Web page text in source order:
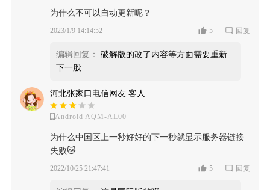
为什么不可以自动更新呢？
2023/1/9 14:14:52 5 回复
编辑回复：
破解版的改了内容等方面需要重新
下一般
河北张家口电信网友 客人
Android AQM-AL00
为什么中国区上一秒好好的下一秒就显示服务器链接
失败😿
2022/10/25 21:47:41 5 回复